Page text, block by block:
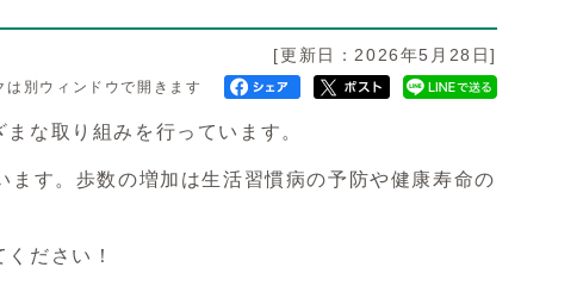
[更新日：2026年5月28日]
は別ウィンドウで開きます
な取り組みを行っています。
す。歩数の増加は生活習慣病の予防や健康寿命の
ださい！